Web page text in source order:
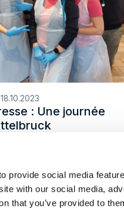
provide social media
with our social media,
that you’ve provided to
18.10.2023
: Une journée